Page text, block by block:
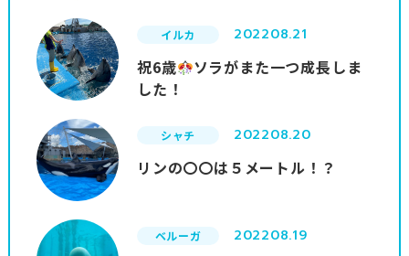
イルカ 202208.21
祝6歳
ソラがまた一つ成長しま
した！
シャチ 202208.20
リンの〇〇は５メートル！？
ベルーガ 202208.19